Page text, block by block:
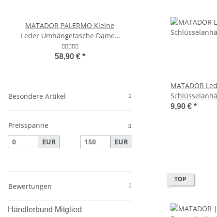
MATADOR
Schlüsselring
9,90 € *
TOP
MATADOR PALERMO Kleine
Leder Umhängetasche Damen
Herren
58,90 € *
MATADOR Damen-
Leder
Besondere Artikel
Preisspanne
EUR
EUR
Bewertungen
Händlerbund Mitglied